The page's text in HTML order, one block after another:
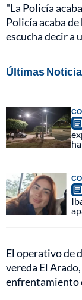
"La Policía
Policía acaba
escucha decir a
Últimas
El operativo de
vereda El
enfrentamiento